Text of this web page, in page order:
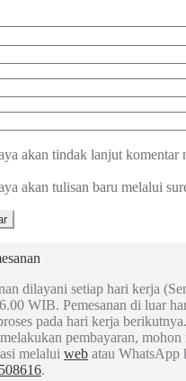
akan tindak lanjut komentar
akan tulisan baru melalui
dilayani setiap hari kerja
WIB. Pemesanan di luar
pada hari kerja berikutnya.
pembayaran, mohon
melalui web atau WhatsApp
.